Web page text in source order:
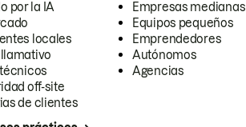
por la IA
locales
off-site
de clientes
Empresas medianas
Equipos pequeños
Emprendedores
Autónomos
Agencias